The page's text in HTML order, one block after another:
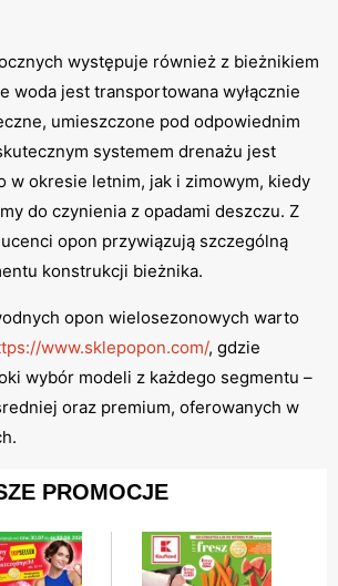
występuje również z bieżnikiem
woda jest transportowana wyłącznie
umieszczone pod odpowiednim
systemem drenażu jest
w okresie letnim, jak i zimowym, kiedy
do czynienia z opadami deszczu. Z
opon przywiązują szczególną
konstrukcji bieżnika.
opon wielosezonowych warto
www.sklepopon.com/, gdzie
wybór modeli z każdego segmentu –
oraz premium, oferowanych w